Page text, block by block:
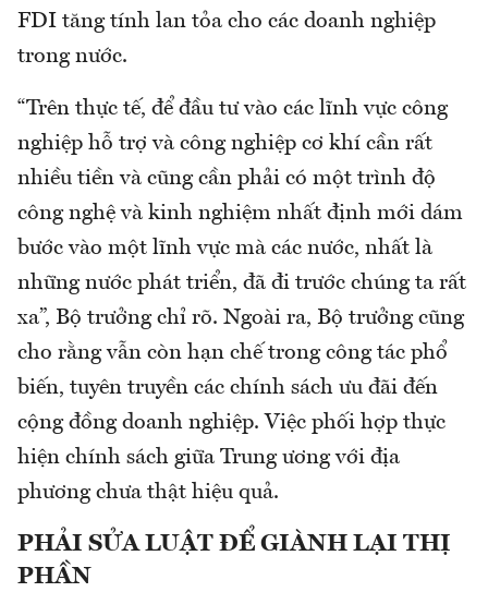
FDI tăng tính lan tỏa cho các doanh nghiệp
trong nước.
“Trên thực tế, để đầu tư vào các lĩnh vực công
nghiệp hỗ trợ và công nghiệp cơ khí cần rất
nhiều tiền và cũng cần phải có một trình độ
công nghệ và kinh nghiệm nhất định mới dám
bước vào một lĩnh vực mà các nước, nhất là
những nước phát triển, đã đi trước chúng ta rất
xa”, Bộ trưởng chỉ rõ. Ngoài ra, Bộ trưởng cũng
cho rằng vẫn còn hạn chế trong công tác phổ
biến, tuyên truyền các chính sách ưu đãi đến
cộng đồng doanh nghiệp. Việc phối hợp thực
hiện chính sách giữa Trung ương với địa
phương chưa thật hiệu quả.
PHẢI SỬA LUẬT ĐỂ GIÀNH LẠI THỊ
PHẦN